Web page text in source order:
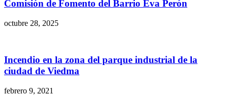
Comisión de Fomento del Barrio Eva Perón
octubre 28, 2025
Incendio en la zona del parque industrial de la
ciudad de Viedma
febrero 9, 2021